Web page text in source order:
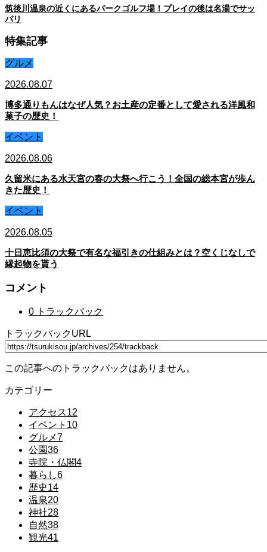
筑後川温泉の近くにあるパークゴルフ場！プレイの後は名湯でサッ
パリ
特集記事
グルメ
2026.08.07
博多通りもんはなぜ人気？お土産の定番として愛される洋風和
菓子の歴史！
イベント
2026.08.06
久留米にある水天宮の春の大祭へ行こう！全国の総本宮が歩ん
きた歴史！
イベント
2026.08.05
十日恵比須の大祭で有名な福引きの仕組みとは？空くじなしで
縁起物を貰う
コメント
0 トラックバック
トラックバックURL
この記事へのトラックバックはありません。
カテゴリー
アクセス12
イベント 10
グルメ7
公園36
寺院・仏閣4
暮らし6
歴史14
温泉20
神社28
自然38
観光41